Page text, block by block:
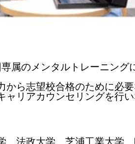
属のメンタルトレーニン
ら志望校合格のために必
リアカウンセリングを行
法政大学 芝浦工業大学